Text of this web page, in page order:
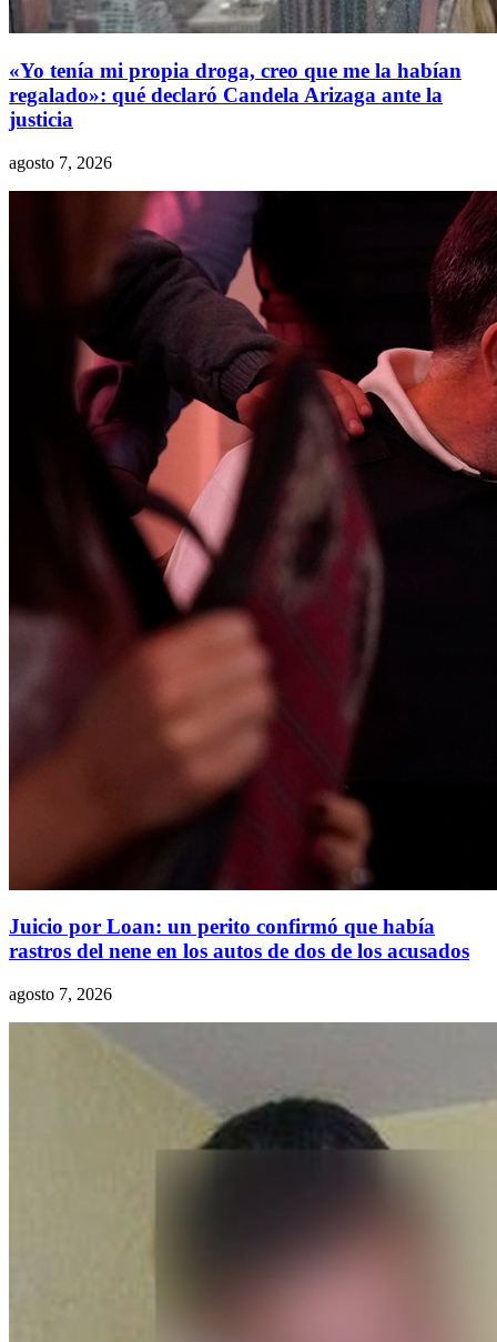
«Yo tenía mi propia droga, creo que me la habían
regalado»: qué declaró Candela Arizaga ante la
justicia
agosto 7, 2026
Juicio por Loan: un perito confirmó que había
rastros del nene en los autos de dos de los acusados
agosto 7, 2026